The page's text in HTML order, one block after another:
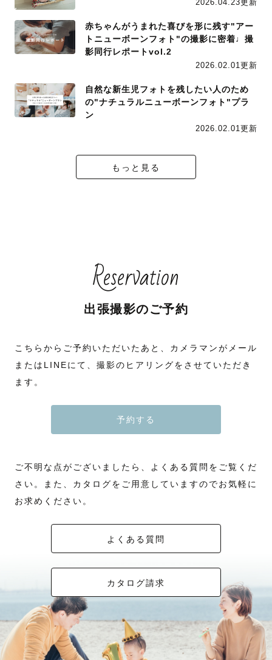
2026.04.23更新
赤ちゃんがうまれた喜びを形に残す"アー
トニューボーンフォト"の撮影に密着♩撮
影同行レポートvol.2
2026.02.01更新
自然な新生児フォトを残したい人のため
の"ナチュラルニューボーンフォト"プラ
ン
2026.02.01更新
もっと見る
Reservation
出張撮影のご予約
こちらからご予約いただいたあと、カメラマンがメール
またはLINEにて、撮影のヒアリングをさせていただき
ます。
予約する
ご不明な点がございましたら、よくある質問をご覧くだ
さい。また、カタログをご用意していますのでお気軽に
お求めください。
よくある質問
カタログ請求